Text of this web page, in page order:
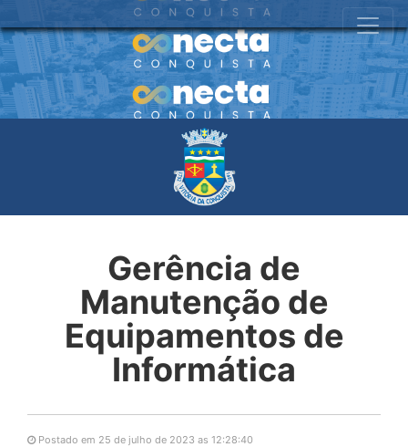
Gerência de
Manutenção de
Equipamentos de
Informática
Postado em 25 de julho de 2023 as 12:28:40